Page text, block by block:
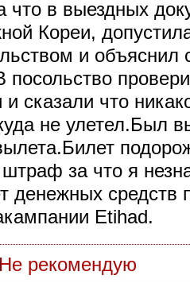
что в выездных
Кореи,
и объяснил
посольство
сказали что
не улетел.Был
за что я
денежных средств
Etihad.
Не рекомендую